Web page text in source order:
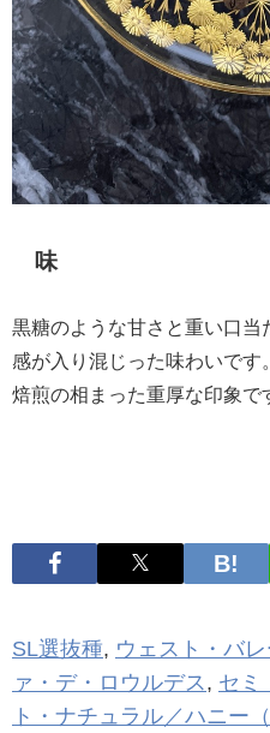
味
黒糖のような甘さと重い口当
感が入り混じった味わいで
焙煎の相まった重厚な印象で
SL選抜種, ウェスト・バレ
ァ・デ・ロウルデス , セミ
ト・ナチュラル／ハニー